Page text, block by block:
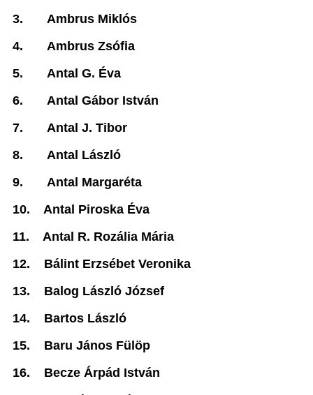
3.
Ambrus Miklós
4.
Ambrus Zsófia
5.
Antal G. Éva
6.
Antal Gábor István
7.
Antal J. Tibor
8.
Antal László
9.
Antal Margaréta
10.
Antal Piroska Éva
11.
Antal R. Rozália Mária
12.
Bálint Erzsébet Veronika
13.
Balog László József
14.
Bartos László
15.
Baru János Fülöp
16.
Becze Árpád István